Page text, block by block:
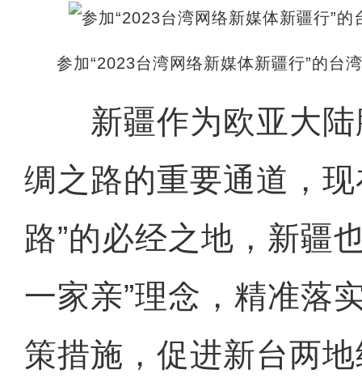
参加“2023台湾网络新媒体新疆行”的台
新疆作为欧亚大陆
绸之路的重要通道，
路”的必经之地，新疆
一家亲”理念，精准落
策措施，促进新台两